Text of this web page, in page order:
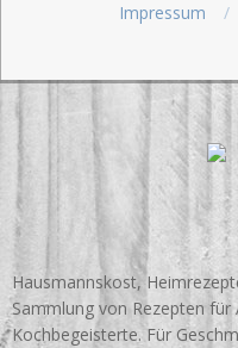
Impressum
Hausmannskost,
Sammlung von Rezepten für
Kochbegeisterte. Für